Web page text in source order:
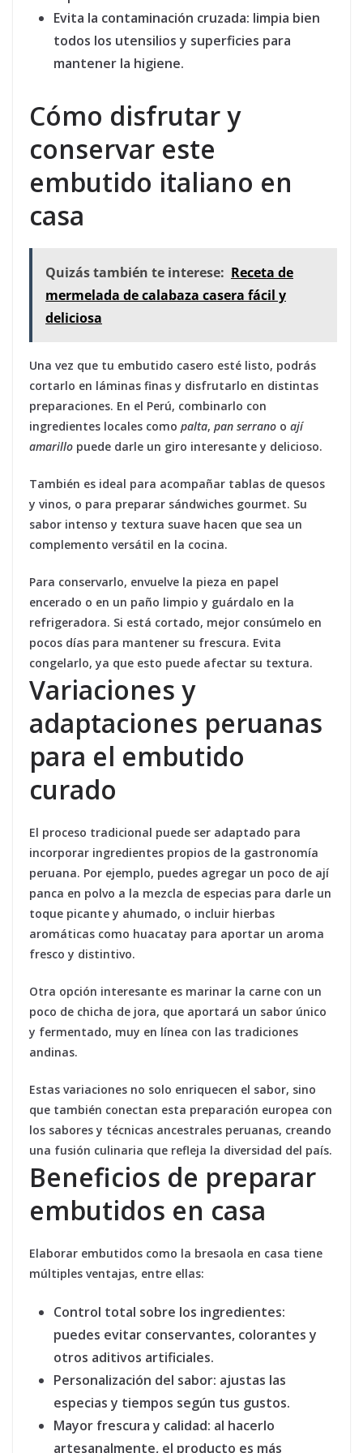
Evita la contaminación cruzada: limpia bien
todos los utensilios y superficies para
mantener la higiene.
Cómo disfrutar y
conservar este
embutido italiano en
casa
Quizás también te interese: Receta de
mermelada de calabaza casera fácil y
deliciosa
Una vez que tu embutido casero esté listo, podrás
cortarlo en láminas finas y disfrutarlo en distintas
preparaciones. En el Perú, combinarlo con
ingredientes locales como palta, pan serrano o ají
amarillo puede darle un giro interesante y delicioso.
También es ideal para acompañar tablas de quesos
y vinos, o para preparar sándwiches gourmet. Su
sabor intenso y textura suave hacen que sea un
complemento versátil en la cocina.
Para conservarlo, envuelve la pieza en papel
encerado o en un paño limpio y guárdalo en la
refrigeradora. Si está cortado, mejor consúmelo en
pocos días para mantener su frescura. Evita
congelarlo, ya que esto puede afectar su textura.
Variaciones y
adaptaciones peruanas
para el embutido
curado
El proceso tradicional puede ser adaptado para
incorporar ingredientes propios de la gastronomía
peruana. Por ejemplo, puedes agregar un poco de ají
panca en polvo a la mezcla de especias para darle un
toque picante y ahumado, o incluir hierbas
aromáticas como huacatay para aportar un aroma
fresco y distintivo.
Otra opción interesante es marinar la carne con un
poco de chicha de jora, que aportará un sabor único
y fermentado, muy en línea con las tradiciones
andinas.
Estas variaciones no solo enriquecen el sabor, sino
que también conectan esta preparación europea con
los sabores y técnicas ancestrales peruanas, creando
una fusión culinaria que refleja la diversidad del país.
Beneficios de preparar
embutidos en casa
Elaborar embutidos como la bresaola en casa tiene
múltiples ventajas, entre ellas:
Control total sobre los ingredientes:
puedes evitar conservantes, colorantes y
otros aditivos artificiales.
Personalización del sabor: ajustas las
especias y tiempos según tus gustos.
Mayor frescura y calidad: al hacerlo
artesanalmente, el producto es más